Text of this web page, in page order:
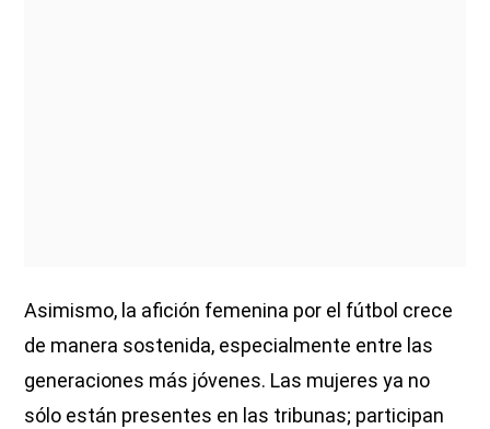
Asimismo, la afición femenina por el fútbol crece
de manera sostenida, especialmente entre las
generaciones más jóvenes. Las mujeres ya no
sólo están presentes en las tribunas; participan